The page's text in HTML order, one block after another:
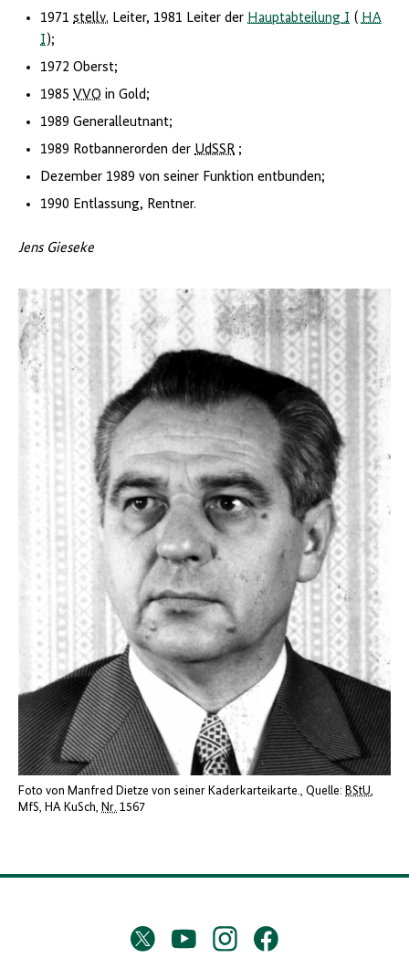
1971 stellv. Leiter, 1981 Leiter der HauptabteilungI (HA
I);
1972 Oberst;
1985 VVO in Gold;
1989 Generalleutnant;
1989 Rotbannerorden der UdSSR ;
Dezember 1989 von seiner Funktion entbunden;
1990 Entlassung, Rentner.
Jens Gieseke
Foto von Manfred Dietze von seiner Kaderkarteikarte. Quelle: BStU,
MfS, HA KuSch, Nr. 1567
D
Twitter
X
YouTubeInstagramFacebook